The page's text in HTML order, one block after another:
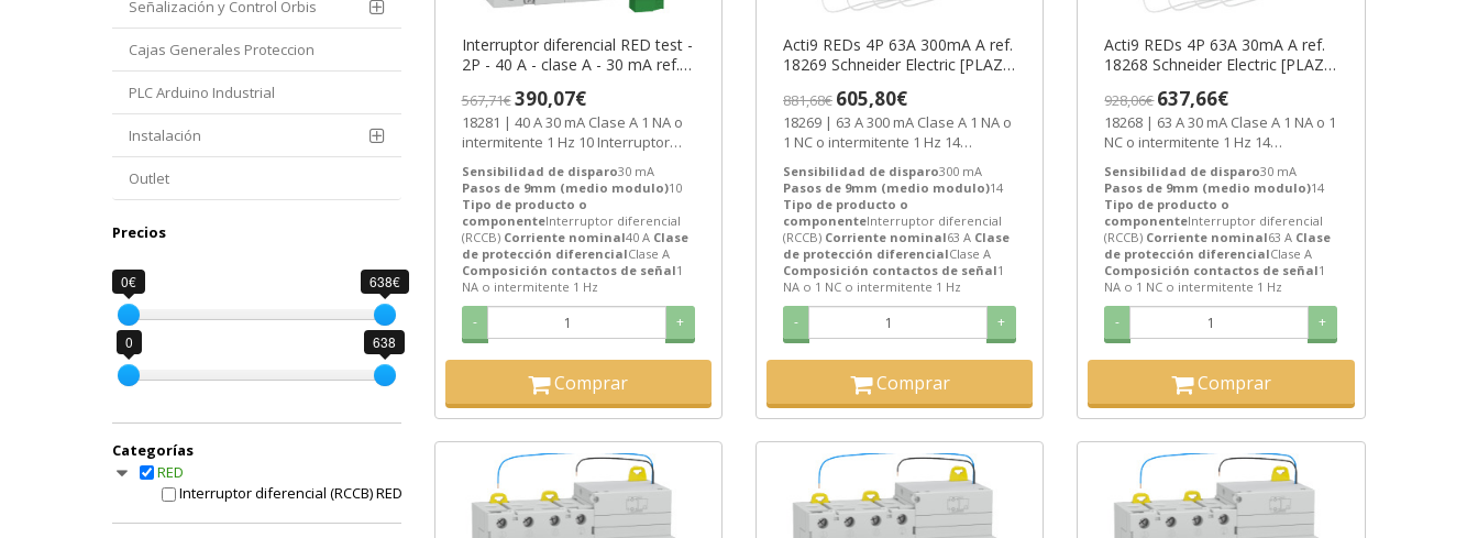
Interruptor diferencial RED test -
2P - 40 A - clase A - 30 mA ref.
3-6 SEMANAS]
567,71€390,07€
18281 | 40 A 30 mA Clase A 1 NA o
intermitente 1 Hz 10 Interruptor
Sensibilidad de disparo30 mA
Pasos de 9mm (medio modulo)10
Tipo de producto o
componenteInterruptor diferencial
(RCCB) Corriente nominal40 A Clase
de protección diferencialClase A
Composición contactos de señal1
NA o intermitente 1 Hz
- +
Comprar
Acti9 REDs 4P 63A 300mA A ref.
18269 Schneider Electric [PLAZO
881,68€ 605,80€
18269 | 63 A 300 mA Clase A 1 NA o
1 NC o intermitente 1 Hz 14
Sensibilidad de disparo300 mA
Pasos de 9mm (medio modulo)14
Tipo de producto o
componenteInterruptor diferencial
(RCCB) Corriente nominal63 A Clase
de protección diferencialClase A
Composición contactos de señal1
NA o 1 NC o intermitente 1 Hz
- +
Comprar
Acti9 REDs 4P 63A 30mA A ref.
18268 Schneider Electric [PLAZO
928,06€637,66€
18268 | 63 A 30 mA Clase A 1 NA o 1
NC o intermitente 1 Hz 14
Sensibilidad de disparo30 mA
Pasos de 9mm (medio modulo)14
Tipo de producto o
componenteInterruptor diferencial
(RCCB) Corriente nominal63 A Clase
de protección diferencialClase A
Composición contactos de señal1
NA o 1 NC o intermitente 1 Hz
- +
Comprar
Señalización y Control Orbis
Cajas Generales Proteccion
PLC Arduino Industrial
Instalación
Outlet
Precios
0€ 638€
0 638
Categorías
RED
Interruptor diferencial (RCCB) RED